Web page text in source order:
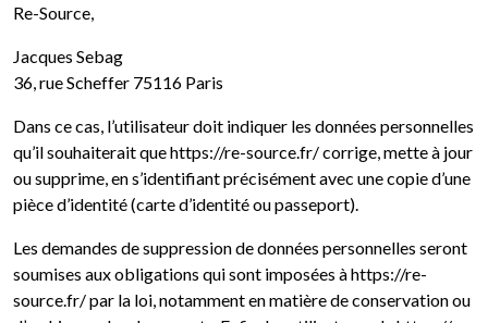
Re-Source,
Jacques Sebag
36, rue Scheffer 75116 Paris
Dans ce cas, l’utilisateur doit indiquer les données personnelles
qu’il souhaiterait que https://re-source.fr/ corrige, mette à jour
ou supprime, en s’identifiant précisément avec une copie d’une
pièce d’identité (carte d’identité ou passeport).
Les demandes de suppression de données personnelles seront
soumises aux obligations qui sont imposées à https://re-
source.fr/ par la loi, notamment en matière de conservation ou